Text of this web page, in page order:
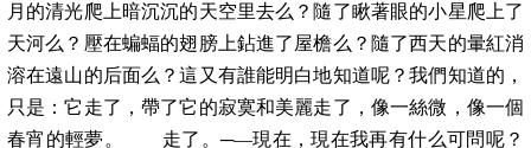
月的清光爬上暗沉沉的天空里去么？隨了瞅著眼的小星爬上了
天河么？壓在蝙蝠的翅膀上鉆進了屋檐么？隨了西天的暈紅消
溶在遠山的后面么？這又有誰能明白地知道呢？我們知道的，
只是：它走了，帶了它的寂寞和美麗走了，像一絲微，像一個
春宵的輕夢。 走了。─—現在，現在我再有什么可問呢？